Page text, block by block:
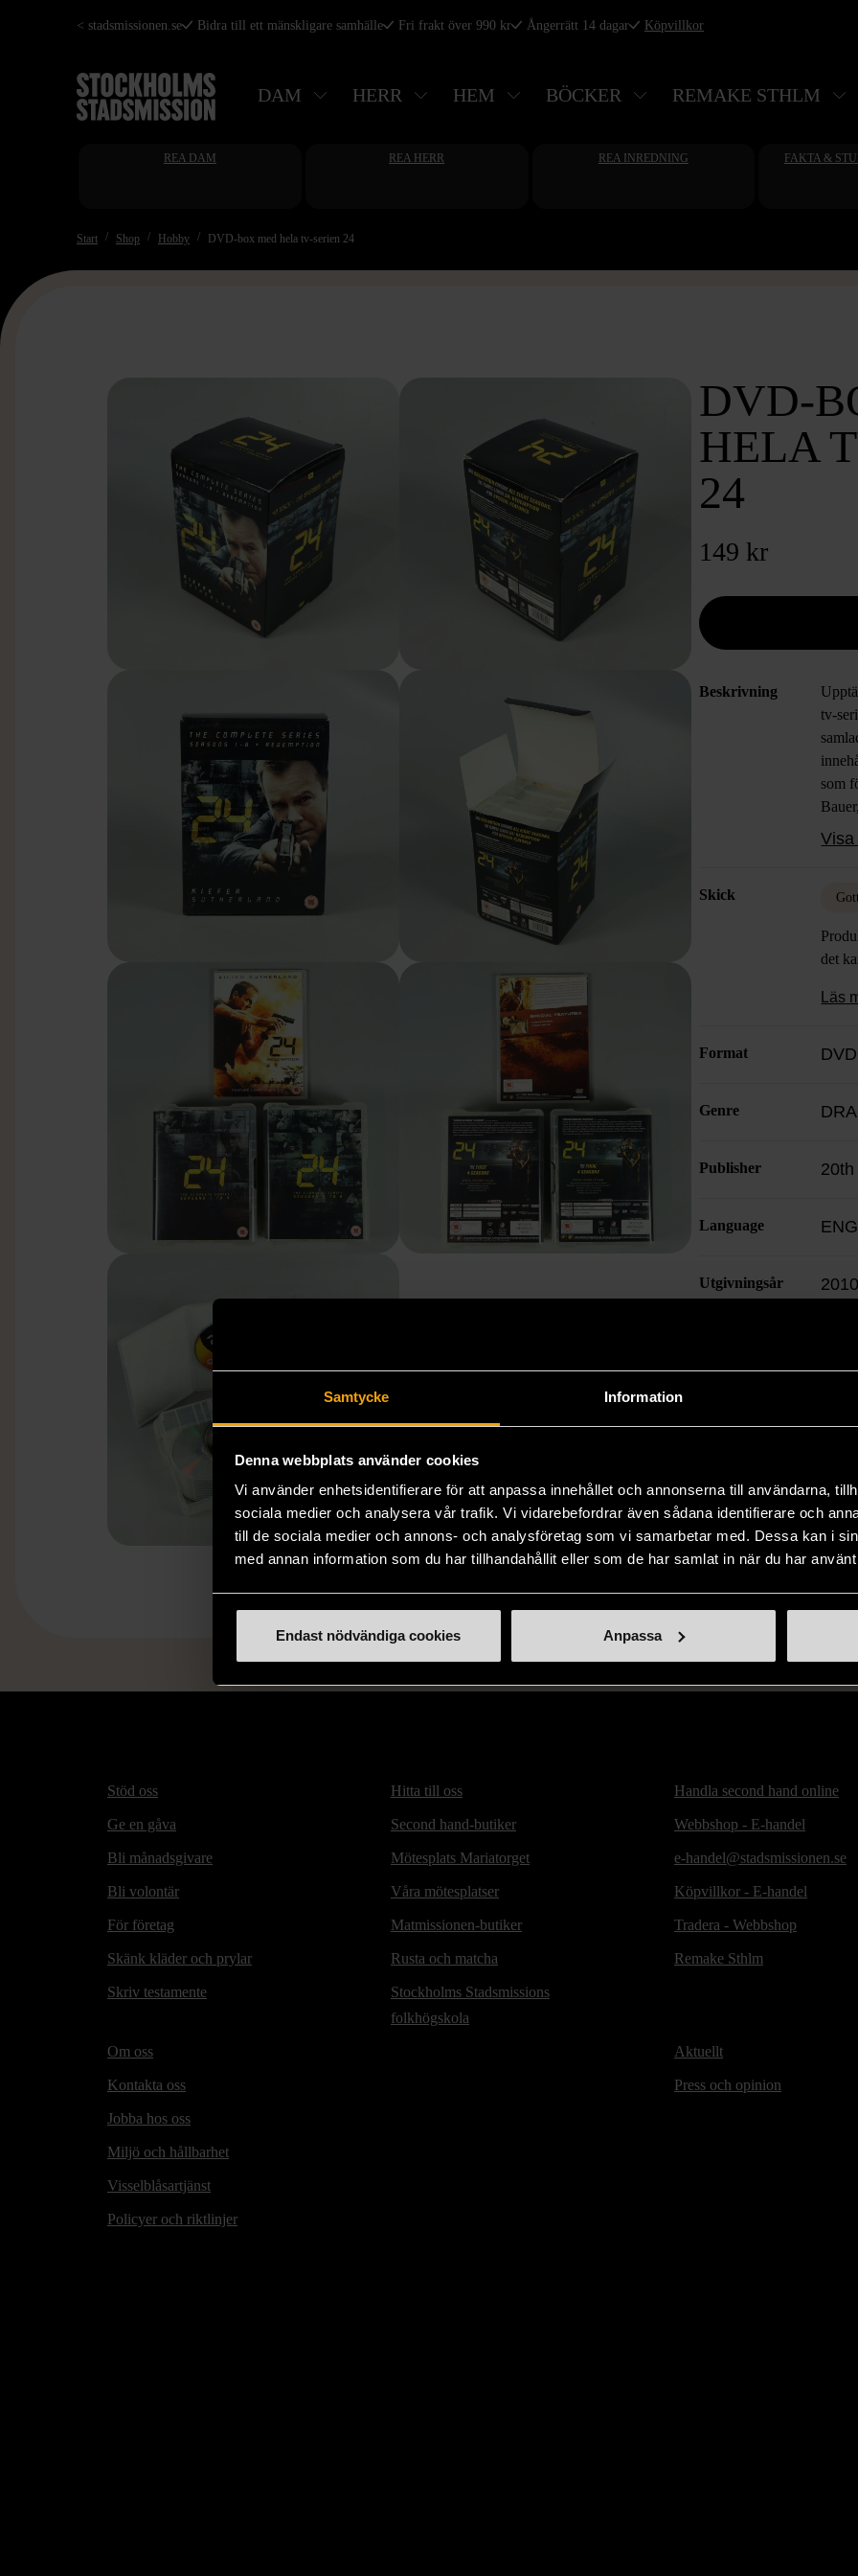
Samtycke Information
Denna webbplats använder cookies
Vi använder enhetsidentifierare för att anpassa innehållet och annonserna till användarna,
sociala medier och analysera vår trafik. Vi vidarebefordrar även sådana identifierare och
till de sociala medier och annons- och analysföretag som vi samarbetar med. Dessa kan i
med annan information som du har tillhandahållit eller som de har samlat in när du har
Endast nödvändiga cookies Anpassa
Hoppa
huvudinnehåll
< stadsmissionen.se Bidra till ett mänskligare samhälle Fri frakt över 990 kr Ångerrätt 14 dagar Köpvillkor
DAM HERR HEM BÖCKER REMAKE STHLM
REA DAM REA HERR REA INREDNING FAKTA &
Start Shop Hobby DVD-box med hela tv-serien 24
DVD-
HELA
24
149 kr
Beskrivning
tv-
som
stark
och
Skick
det
Läs
Format DVD
Genre
Publisher 20th
Language
Utgivningsår 2010
Produkten är unik
Stöd oss
Ge en gåva
Bli månadsgivare
Bli volontär
För företag
Skänk kläder och prylar
Skriv testamente
Hitta till oss
Second hand-butiker
Mötesplats Mariatorget
Våra mötesplatser
Matmissionen-butiker
Rusta och matcha
Stockholms Stadsmissions
folkhögskola
Handla second hand online
Webbshop - E-handel
e-handel@stadsmissionen.se
Köpvillkor - E-handel
Tradera - Webbshop
Remake Sthlm
Om oss
Kontakta oss
Jobba hos oss
Miljö och hållbarhet
Visselblåsartjänst
Policyer och riktlinjer
Aktuellt
Press och opinion